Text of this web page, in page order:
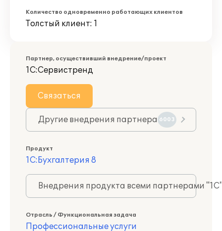
Количество одновременно работающих клиентов
Толстый клиент: 1
Партнер, осуществивший внедрение/проект
1С:Сервистренд
Связаться
Другие внедрения партнера 6003
Продукт
1С:Бухгалтерия 8
Внедрения продукта всеми партнерами
Отрасль / Функциональная задача
Профессиональные услуги